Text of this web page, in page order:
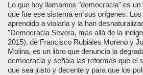
Lo que hoy llamamos "democracia" es
que fue ese sistema en sus orígenes.
aprendido a violarla y la han
"Democracia Severa, mas allá de la
2015), de Francisco Rubiales Moreno y
Molina, es un libro que denuncia la
democracia y señala las reformas que el
que sea justo y decente y para que los